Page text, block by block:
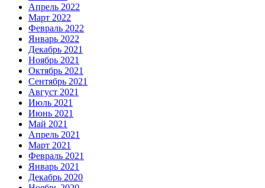
Апрель 2022
Март 2022
Февраль 2022
Январь 2022
Декабрь 2021
Ноябрь 2021
Октябрь 2021
Сентябрь 2021
Август 2021
Июль 2021
Июнь 2021
Май 2021
Апрель 2021
Март 2021
Февраль 2021
Январь 2021
Декабрь 2020